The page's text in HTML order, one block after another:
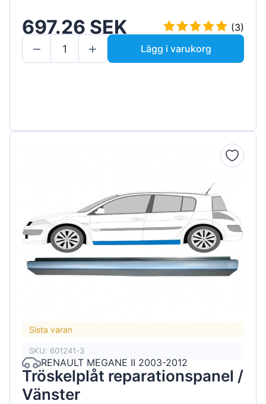
697.26 SEK
(3)
Lägg i varukorg
Sista varan
SKU: 601241-3
RENAULT MEGANE II 2003-2012
Tröskelplåt reparationspanel /
Vänster